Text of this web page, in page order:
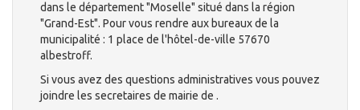
dans le département "Moselle" situé dans la région
"Grand-Est". Pour vous rendre aux bureaux de la
municipalité : 1 place de l'hôtel-de-ville 57670
albestroff.
Si vous avez des questions administratives vous pouvez
joindre les secretaires de mairie de .